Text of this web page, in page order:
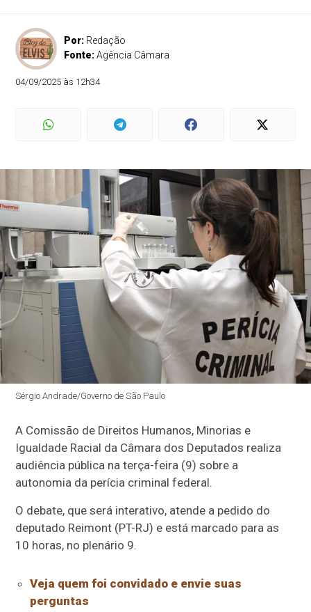
Por: Redação
Fonte:Agência Câmara
04/09/2025 às 12h34
Sérgio Andrade/Governo de São Paulo
A Comissão de Direitos Humanos, Minorias e
Igualdade Racial da Câmara dos Deputados realiza
audiência pública na terça-feira (9) sobre a
autonomia da perícia criminal federal.
O debate, que será interativo, atende a pedido do
deputado Reimont (PT-RJ) e está marcado para as
10 horas, no plenário 9.
Veja quem foi convidado e envie suas
perguntas